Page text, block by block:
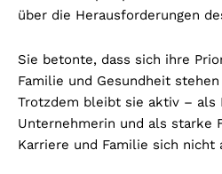
über die Herausforderungen
Sie betonte, dass sich ihre
Familie und Gesundheit
Trotzdem bleibt sie aktiv – als
Unternehmerin und als starke
Karriere und Familie sich nicht